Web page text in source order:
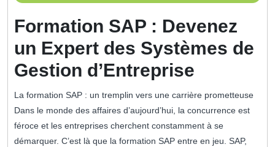
septembre
Formation SAP : Devenez
un Expert des Systèmes de
Gestion d’Entreprise
La formation SAP : un tremplin vers une carrière prometteuse
Dans le monde des affaires d’aujourd’hui, la concurrence est
féroce et les entreprises cherchent constamment à se
démarquer. C’est là que la formation SAP entre en jeu. SAP,